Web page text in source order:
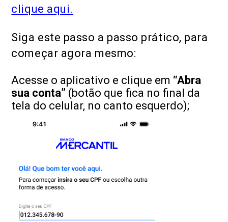
clique aqui.
Siga este passo a passo prático, para
começar agora mesmo:
Acesse o aplicativo e clique em “Abra
sua conta” (botão que fica no final da
tela do celular, no canto esquerdo);